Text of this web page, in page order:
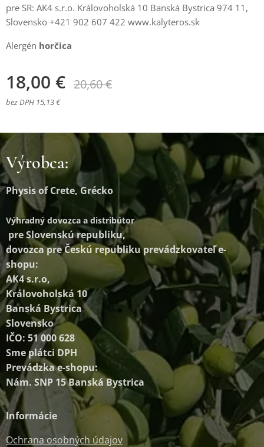
pre SR: AK4 s.r.o. Královoholská 10 Banská Bystrica 974 11,
Slovensko +421 902 607 422 www.kalyteros.sk
Alergén horčica
18,00 € 20,60€
bez DPH 15,13 €
Výrobca:
Physis of Crete, Grécko
Výhradný dovozca a distribútor
pre Slovenskú republiku,
dovozca pre Českú republiku prevádzkovateľ e-
shopu:
AK4 s.r.o,
Královoholská 10
Banská Bystrica
Slovensko
IČO: 51 000 628
Sme plátci DPH
Prevádzka e-shopu:
Nám. SNP 15 Banská Bystrica
Informácie
Ochrana osobných údajov